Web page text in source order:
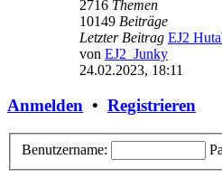
2716 Themen
10149 Beiträge
Letzter Beitrag EJ2
von EJ2_Junky
24.02.2023, 18:11
Anmelden • Registrieren
Benutzername: